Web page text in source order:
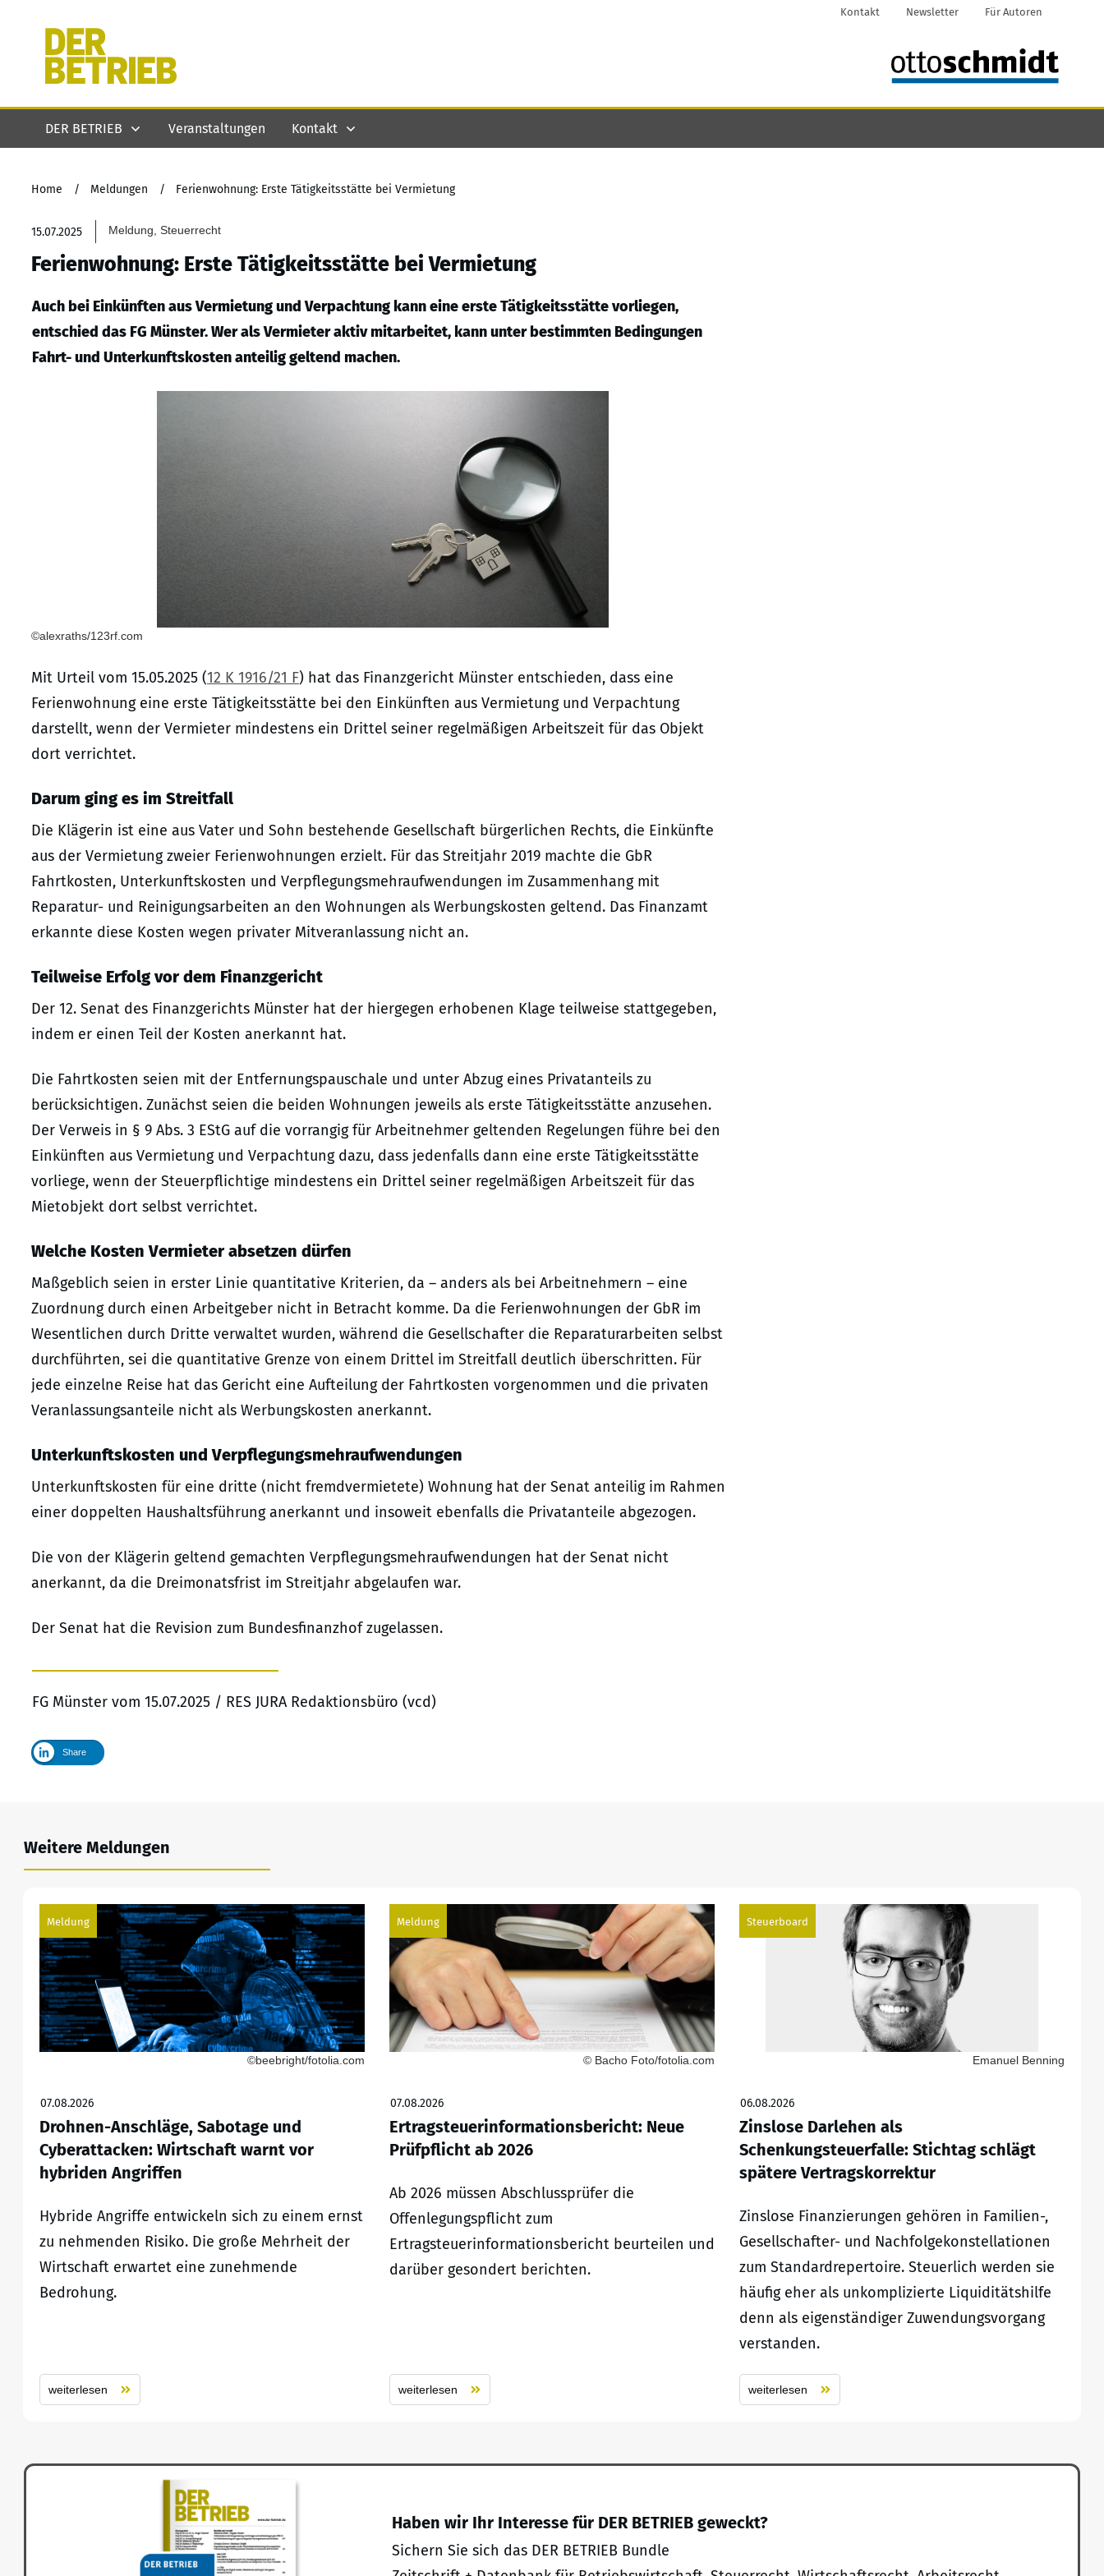
Kontakt Newsletter Für Autoren
DER BETRIEB Veranstaltungen Kontakt
Home / Meldungen / Ferienwohnung: Erste Tätigkeitsstätte bei Vermietung
15.07.2025 Meldung, Steuerrecht
Ferienwohnung: Erste Tätigkeitsstätte bei Vermietung
Auch bei Einkünften aus Vermietung und Verpachtung kann eine erste Tätigkeitsstätte vorliegen,
entschied das FG Münster. Wer als Vermieter aktiv mitarbeitet, kann unter bestimmten Bedingungen
Fahrt- und Unterkunftskosten anteilig geltend machen.
©alexraths/123rf.com
Mit Urteil vom 15.05.2025 (12 K 1916/21 F) hat das Finanzgericht Münster entschieden, dass eine
Ferienwohnung eine erste Tätigkeitsstätte bei den Einkünften aus Vermietung und Verpachtung
darstellt, wenn der Vermieter mindestens ein Drittel seiner regelmäßigen Arbeitszeit für das Objekt
dort verrichtet.
Darum ging es im Streitfall
Die Klägerin ist eine aus Vater und Sohn bestehende Gesellschaft bürgerlichen Rechts, die Einkünfte
aus der Vermietung zweier Ferienwohnungen erzielt. Für das Streitjahr 2019 machte die GbR
Fahrtkosten, Unterkunftskosten und Verpflegungsmehraufwendungen im Zusammenhang mit
Reparatur- und Reinigungsarbeiten an den Wohnungen als Werbungskosten geltend. Das Finanzamt
erkannte diese Kosten wegen privater Mitveranlassung nicht an.
Teilweise Erfolg vor dem Finanzgericht
Der 12. Senat des Finanzgerichts Münster hat der hiergegen erhobenen Klage teilweise stattgegeben,
indem er einen Teil der Kosten anerkannt hat.
Die Fahrtkosten seien mit der Entfernungspauschale und unter Abzug eines Privatanteils zu
berücksichtigen. Zunächst seien die beiden Wohnungen jeweils als erste Tätigkeitsstätte anzusehen.
Der Verweis in § 9 Abs. 3 EStG auf die vorrangig für Arbeitnehmer geltenden Regelungen führe bei den
Einkünften aus Vermietung und Verpachtung dazu, dass jedenfalls dann eine erste Tätigkeitsstätte
vorliege, wenn der Steuerpflichtige mindestens ein Drittel seiner regelmäßigen Arbeitszeit für das
Mietobjekt dort selbst verrichtet.
Welche Kosten Vermieter absetzen dürfen
Maßgeblich seien in erster Linie quantitative Kriterien, da – anders als bei Arbeitnehmern – eine
Zuordnung durch einen Arbeitgeber nicht in Betracht komme. Da die Ferienwohnungen der GbR im
Wesentlichen durch Dritte verwaltet wurden, während die Gesellschafter die Reparaturarbeiten selbst
durchführten, sei die quantitative Grenze von einem Drittel im Streitfall deutlich überschritten. Für
jede einzelne Reise hat das Gericht eine Aufteilung der Fahrtkosten vorgenommen und die privaten
Veranlassungsanteile nicht als Werbungskosten anerkannt.
Unterkunftskosten und Verpflegungsmehraufwendungen
Unterkunftskosten für eine dritte (nicht fremdvermietete) Wohnung hat der Senat anteilig im Rahmen
einer doppelten Haushaltsführung anerkannt und insoweit ebenfalls die Privatanteile abgezogen.
Die von der Klägerin geltend gemachten Verpflegungsmehraufwendungen hat der Senat nicht
anerkannt, da die Dreimonatsfrist im Streitjahr abgelaufen war.
Der Senat hat die Revision zum Bundesfinanzhof zugelassen.
FG Münster vom 15.07.2025 / RES JURA Redaktionsbüro (vcd)
Share
Weitere Meldungen
Meldung
©beebright/fotolia.com
07.08.2026
Drohnen-Anschläge, Sabotage und
Cyberattacken: Wirtschaft warnt vor
hybriden Angriffen
Hybride Angriffe entwickeln sich zu einem ernst
zu nehmenden Risiko. Die große Mehrheit der
Wirtschaft erwartet eine zunehmende
Bedrohung.
weiterlesen
Meldung
© Bacho Foto/fotolia.com
07.08.2026
Ertragsteuerinformationsbericht: Neue
Prüfpflicht ab 2026
Ab 2026 müssen Abschlussprüfer die
Offenlegungspflicht zum
Ertragsteuerinformationsbericht beurteilen und
darüber gesondert berichten.
weiterlesen
Steuerboard
Emanuel Benning
06.08.2026
Zinslose Darlehen als
Schenkungsteuerfalle: Stichtag schlägt
spätere Vertragskorrektur
Zinslose Finanzierungen gehören in Familien-,
Gesellschafter- und Nachfolgekonstellationen
zum Standardrepertoire. Steuerlich werden sie
häufig eher als unkomplizierte Liquiditätshilfe
denn als eigenständiger Zuwendungsvorgang
verstanden.
weiterlesen
Haben wir Ihr Interesse für DER BETRIEB geweckt?
Sichern Sie sich das DER BETRIEB Bundle